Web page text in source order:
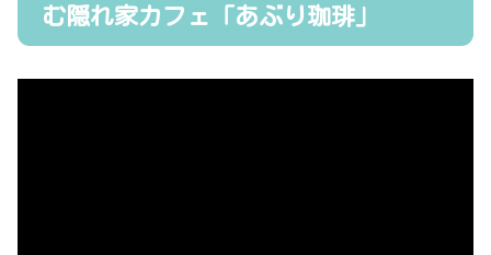
む隠れ家カフェ「あぶり珈琲」